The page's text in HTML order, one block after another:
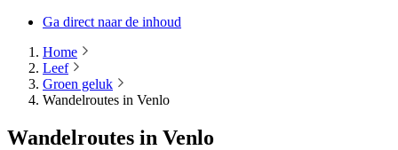
Ga direct naar de inhoud
Home
Leef
Groen geluk
Wandelroutes in Venlo
Wandelroutes in Venlo